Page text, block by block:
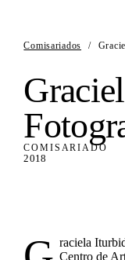
Comisariados /
COMISARIADO
2018
raciela
Centro de